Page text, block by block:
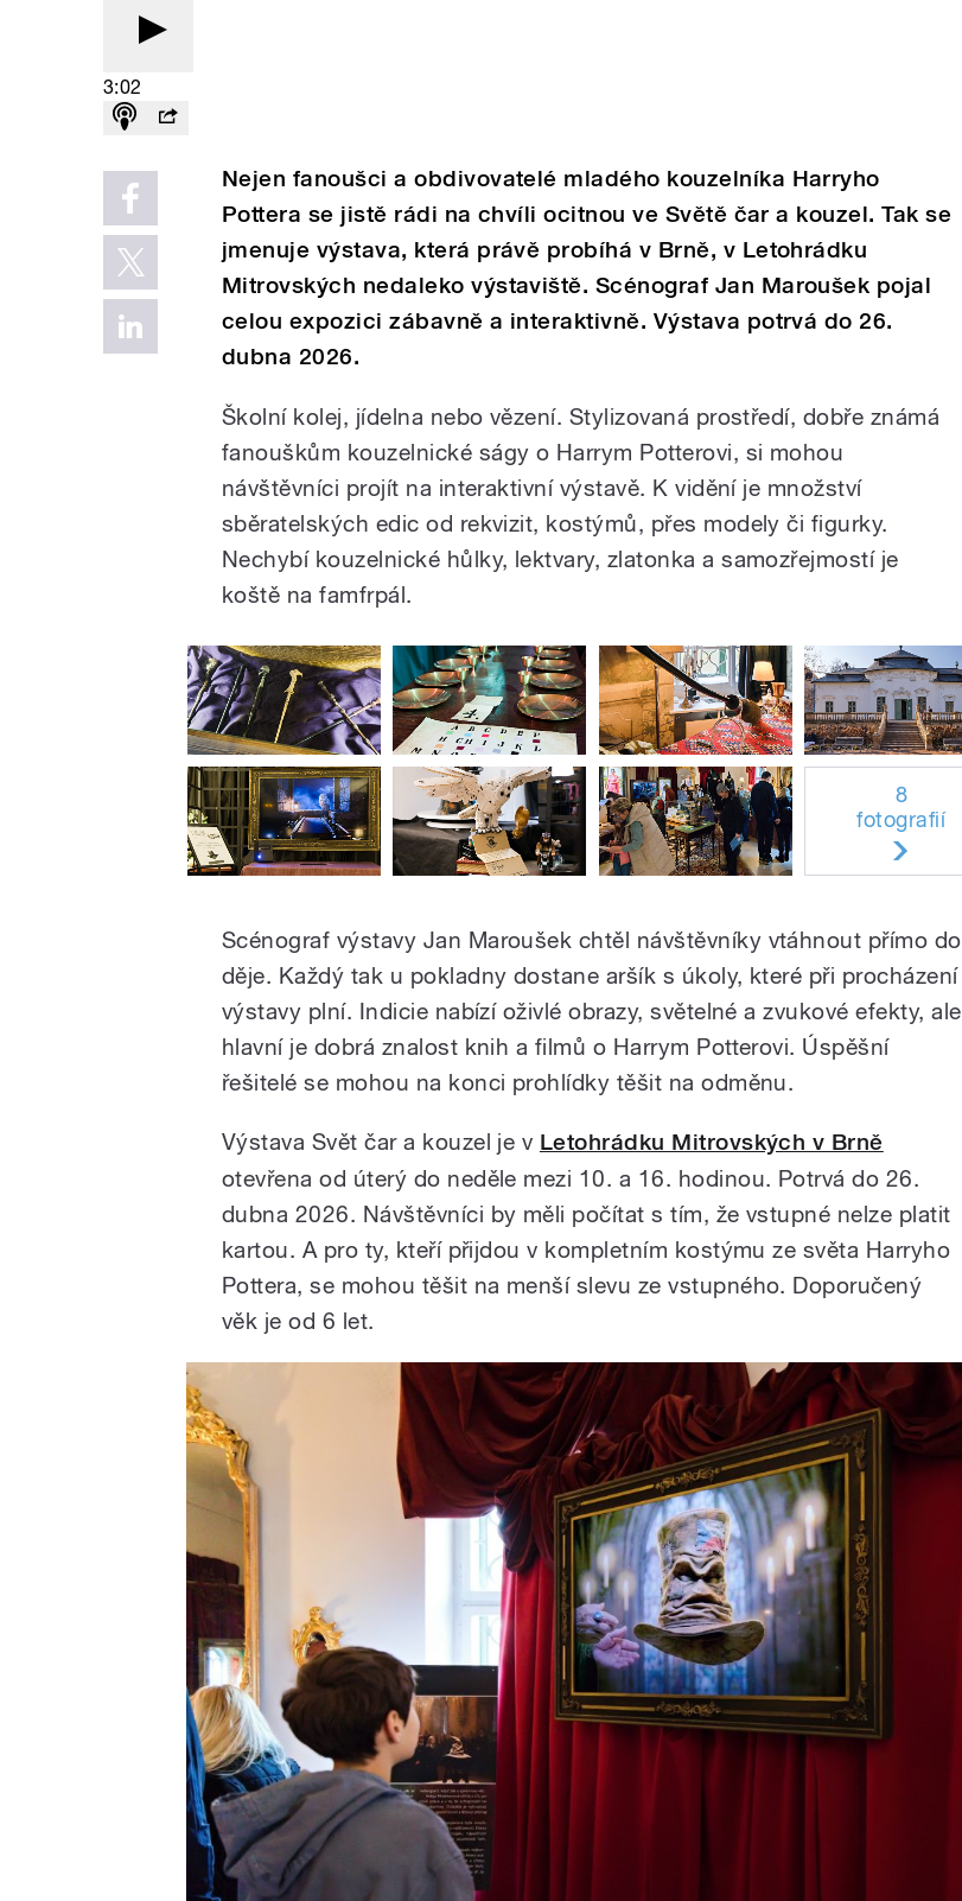
3:02
Nejen fanoušci a obdivovatelé mladého kouzelníka Harryho
Pottera se jistě rádi na chvíli ocitnou ve Světě čar a kouzel. Tak se
jmenuje výstava, která právě probíhá v Brně, v Letohrádku
Mitrovských nedaleko výstaviště. Scénograf Jan Maroušek pojal
celou expozici zábavně a interaktivně. Výstava potrvá do 26.
dubna 2026.
Školní kolej, jídelna nebo vězení. Stylizovaná prostředí, dobře známá
fanouškům kouzelnické ságy o Harrym Potterovi, si mohou
návštěvníci projít na interaktivní výstavě. K vidění je množství
sběratelských edic od rekvizit, kostýmů, přes modely či figurky.
Nechybí kouzelnické hůlky, lektvary, zlatonka a samozřejmostí je
koště na famfrpál.
8
fotografií
Scénograf výstavy Jan Maroušek chtěl návštěvníky vtáhnout přímo do
děje. Každý tak u pokladny dostane aršík s úkoly, které při procházení
výstavy plní. Indicie nabízí oživlé obrazy, světelné a zvukové efekty, ale
hlavní je dobrá znalost knih a filmů o Harrym Potterovi. Úspěšní
řešitelé se mohou na konci prohlídky těšit na odměnu.
Výstava Svět čar a kouzel je v Letohrádku Mitrovských v Brně
otevřena od úterý do neděle mezi 10. a 16. hodinou. Potrvá do 26.
dubna 2026. Návštěvníci by měli počítat s tím, že vstupné nelze platit
kartou. A pro ty, kteří přijdou v kompletním kostýmu ze světa Harryho
Pottera, se mohou těšit na menší slevu ze vstupného. Doporučený
věk je od 6 let.